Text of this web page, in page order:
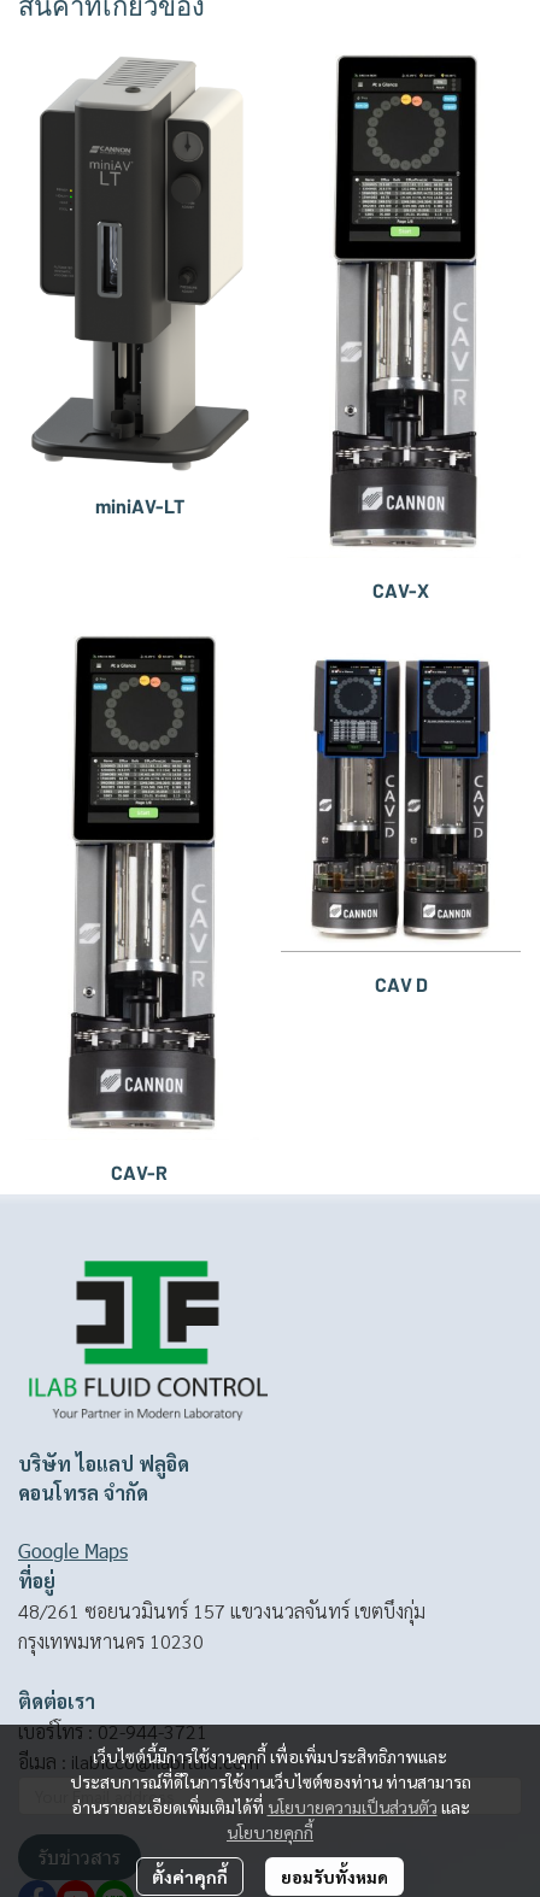
สินค้าที่เกี่ยวข้อง
miniAV-LT
CAV-X
CAV-R
CAV D
เว็บไซต์นี้มีการใช้งานคุกกี้ เพื่อเพิ่มประสิทธิภาพและ
ประสบการณ์ที่ดีในการใช้งานเว็บไซต์ของท่าน ท่านสามารถ
อ่านรายละเอียดเพิ่มเติมได้ที่ นโยบายความเป็นส่วนตัว และ
นโยบายคุกกี้
ตั้งค่าคุกกี้ ยอมรับทั้งหมด
บริษัท ไอแลป ฟลูอิด
คอนโทรล จำกัด
Google Maps
ที่อยู่
48/261 ซอยนวมินทร์ 157 แขวงนวลจันทร์ เขตบึงกุ่ม
กรุงเทพมหานคร 10230
ติดต่อเรา
เบอร์โทร :02-944-3721
อีเมล : ilabfcco@ilabfluid.com
รับข่าวสาร